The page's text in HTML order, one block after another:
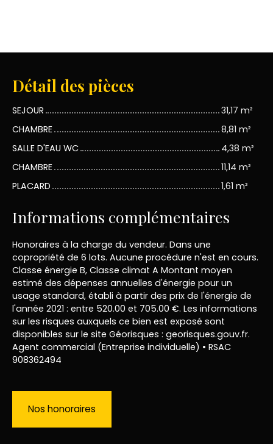
Détail des pièces
SEJOUR
31,17 m²
CHAMBRE
8,81 m²
SALLE D'EAU WC
4,38 m²
CHAMBRE
11,14 m²
PLACARD
1,61 m²
Informations complémentaires
Honoraires à la charge du vendeur. Dans une
copropriété de 6 lots. Aucune procédure n'est en cours.
Classe énergie B, Classe climat A Montant moyen
estimé des dépenses annuelles d'énergie pour un
usage standard, établi à partir des prix de l'énergie de
l'année 2021 : entre 520.00 et 705.00 €. Les informations
sur les risques auxquels ce bien est exposé sont
disponibles sur le site Géorisques : georisques.gouv.fr.
Agent commercial (Entreprise individuelle) • RSAC
908362494
Nos honoraires